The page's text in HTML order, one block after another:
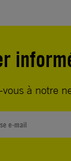
vous à notre